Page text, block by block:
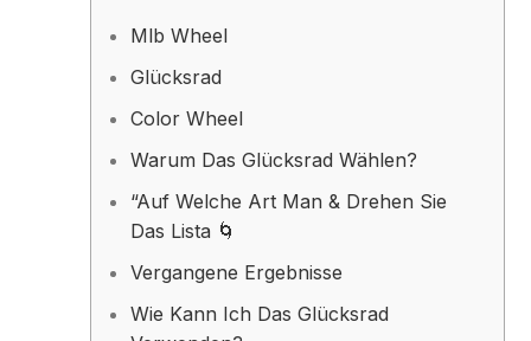
Mlb Wheel
Glücksrad
Color Wheel
Warum Das Glücksrad Wählen?
“Auf Welche Art Man & Drehen Sie
Das Lista 🌀
Vergangene Ergebnisse
Wie Kann Ich Das Glücksrad